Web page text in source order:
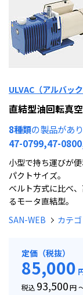
ULVAC（アルバック
直結型油回転真
8種類の製品があ
47-0799,47-
小型で持ち運びが
パクトサイズ。
ベルト方式に比べ
るモータ直結型。
SAN-WEB
カテ
定価（税抜）
85,000
税込 93,500円